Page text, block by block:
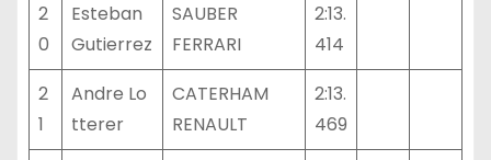
2
0
Esteban
Gutierrez
SAUBER
FERRARI
2:13.
414
2
1
Andre Lo
tterer
CATERHAM
RENAULT
2:13.
469